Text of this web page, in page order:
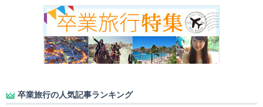
卒業旅行の人気記事ランキング